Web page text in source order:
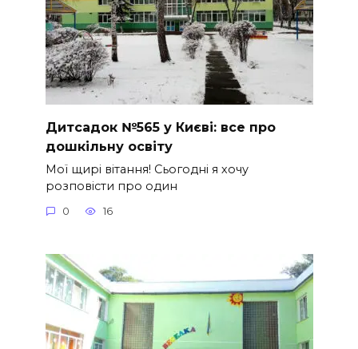
Дитсадок №565 у Києві: все про
дошкільну освіту
Мої щирі вітання! Сьогодні я хочу
розповісти про один
0 16